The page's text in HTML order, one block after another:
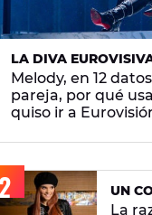
LA DIVA
Melody, en 12
pareja, por qué
quiso ir a
UN
La